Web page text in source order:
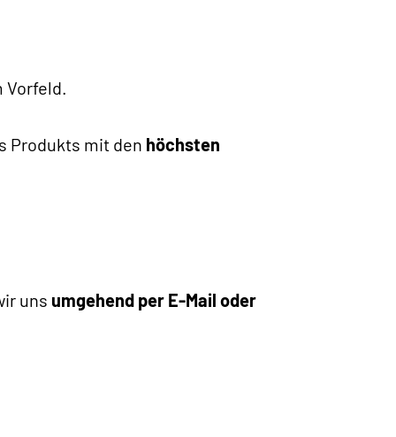
Vorfeld.
Produkts mit den höchsten
uns umgehend per E-Mail oder